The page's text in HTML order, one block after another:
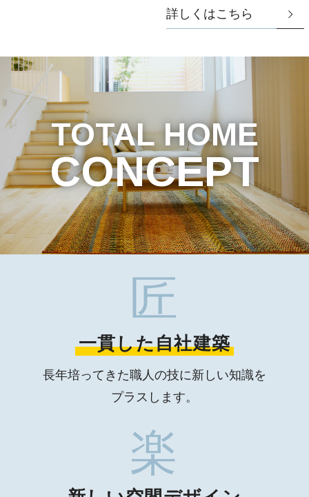
詳しくはこちら
TOTAL HOME
CONCEPT
匠
一貫した自社建築
長年培ってきた職人の技に新しい知識を
プラスします。
楽